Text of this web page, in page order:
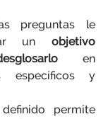
preguntas le
un objetivo
en
específicos y
permite